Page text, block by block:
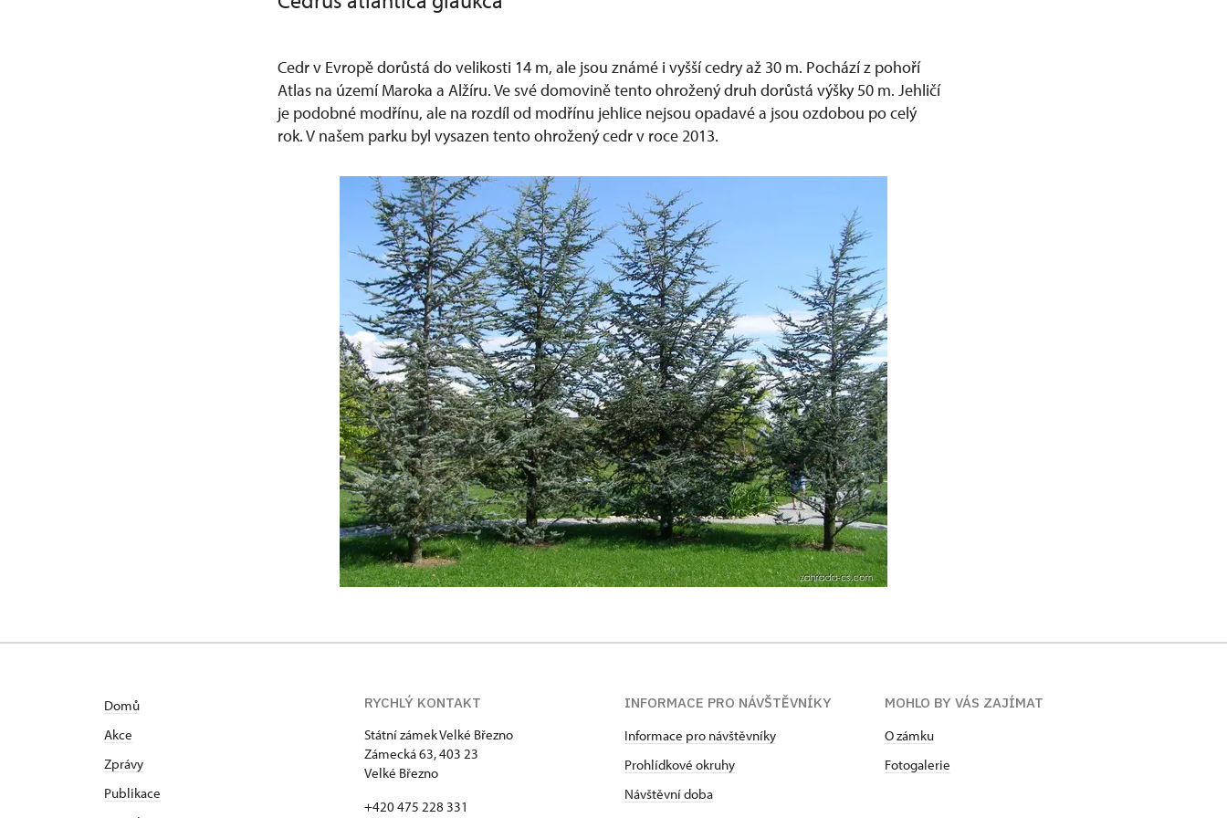
Cedr v Evropě dorůstá do velikosti 14 m, ale jsou známé i vyšší cedry až 30 m. Pochází z pohoří
Atlas na území Maroka a Alžíru. Ve své domovině tento ohrožený druh dorůstá výšky 50 m. Jehličí
je podobné modřínu, ale na rozdíl od modřínu jehlice nejsou opadavé a jsou ozdobou po celý
rok. V našem parku byl vysazen tento ohrožený cedr v roce 2013.
Domů
Akce
Zprávy
Publikace
RYCHLÝ KONTAKT
Státní zámek Velké Březno
Zámecká 63, 403 23
Velké Březno
+420 475 228 331
INFORMACE PRO NÁVŠTĚVNÍKY
Informace pro návštěvníky
Prohlídkové okruhy
Návštěvní doba
MOHLO BY VÁS ZAJÍMAT
O zámku
Fotogalerie